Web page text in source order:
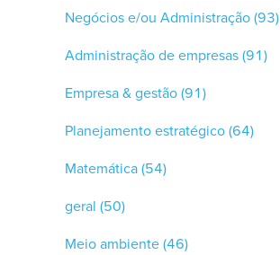
Negócios e/ou Administração(93)
Administração de empresas(91)
Empresa & gestão(91)
Planejamento estratégico(64)
Matemática(54)
geral (50)
Meio ambiente(46)